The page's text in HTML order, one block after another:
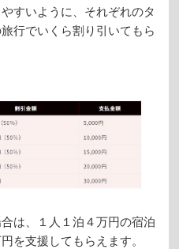
すいように、それぞれのタ
行でいくら割り引いてもら
は、１人１泊４万円の宿泊
を支援してもらえます。